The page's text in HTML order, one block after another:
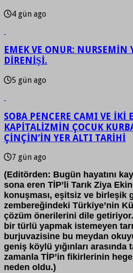
4 gün ago
EMEK VE ONUR: NURSEMİN
DİRENİŞİ.
5 gün ago
SOBA PENCERE CAMI VE İKİ
KAPİTALİZMİN ÇOCUK
ÇİNÇİN’İN YER ALTI TARİHİ
7 gün ago
(Editörden: Bugün hayatını
sona eren TİP’li Tarık Ziya
konuşması, eşitsiz ve birleşik
zembereğindeki Türkiye’nin
çözüm önerilerini dile
bir türlü yapmak istemeyen
burjuvazisine bu meydan
geniş köylü yığınları arasında
zamanla TİP’in fikirlerinin
neden oldu.)